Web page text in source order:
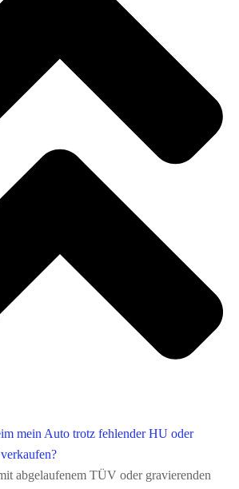
mein Auto trotz fehlender HU oder
abgelaufenem TÜV oder gravierenden